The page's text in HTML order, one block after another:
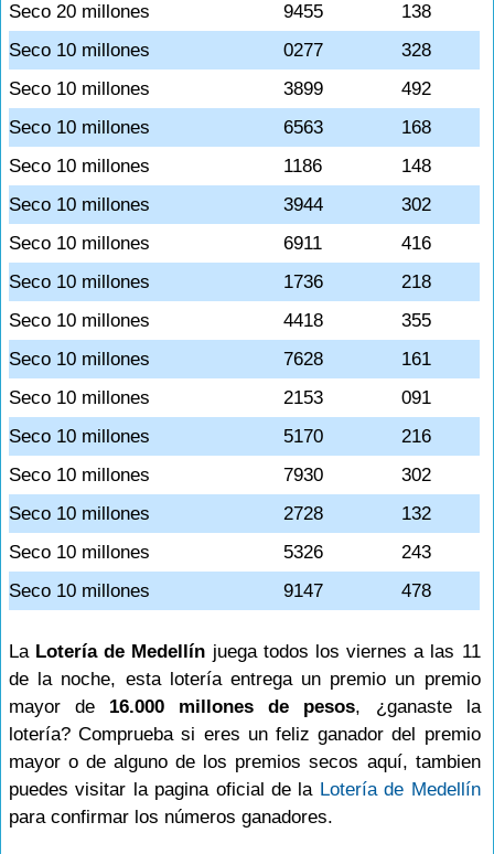
Seco 20 millones
9455
138
Seco 10 millones
0277
328
Seco 10 millones
3899
492
Seco 10 millones
6563
168
Seco 10 millones
1186
148
Seco 10 millones
3944
302
Seco 10 millones
6911
416
Seco 10 millones
1736
218
Seco 10 millones
4418
355
Seco 10 millones
7628
161
Seco 10 millones
2153
091
Seco 10 millones
5170
216
Seco 10 millones
7930
302
Seco 10 millones
2728
132
Seco 10 millones
5326
243
Seco 10 millones
9147 478
La Lotería de Medellín juega todos los viernes a las 11
de la noche, esta lotería entrega un premio un premio
mayor de 16.000 millones de pesos, ¿ganaste la
lotería? Comprueba si eres un feliz ganador del premio
mayor o de alguno de los premios secos aquí, tambien
puedes visitar la pagina oficial de la Lotería de Medellín
para confirmar los números ganadores.